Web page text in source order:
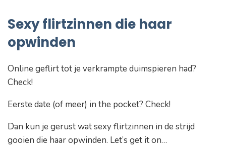
Sexy flirtzinnen die haar
opwinden
Online geflirt tot je verkrampte duimspieren had?
Check!
Eerste date (of meer) in the pocket? Check!
Dan kun je gerust wat sexy flirtzinnen in de strijd
gooien die haar opwinden. Let’s get it on…